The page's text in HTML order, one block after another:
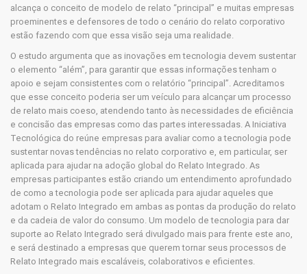
alcança o conceito de modelo de relato “principal” e muitas empresas
proeminentes e defensores de todo o cenário do relato corporativo
estão fazendo com que essa visão seja uma realidade.
O estudo argumenta que as inovações em tecnologia devem sustentar
o elemento “além”, para garantir que essas informações tenham o
apoio e sejam consistentes com o relatório “principal”. Acreditamos
que esse conceito poderia ser um veículo para alcançar um processo
de relato mais coeso, atendendo tanto às necessidades de eficiência
e concisão das empresas como das partes interessadas. A Iniciativa
Tecnológica do reúne empresas para avaliar como a tecnologia pode
sustentar novas tendências no relato corporativo e, em particular, ser
aplicada para ajudar na adoção global do Relato Integrado. As
empresas participantes estão criando um entendimento aprofundado
de como a tecnologia pode ser aplicada para ajudar aqueles que
adotam o Relato Integrado em ambas as pontas da produção do relato
e da cadeia de valor do consumo. Um modelo de tecnologia para dar
suporte ao Relato Integrado será divulgado mais para frente este ano,
e será destinado a empresas que querem tornar seus processos de
Relato Integrado mais escaláveis, colaborativos e eficientes.